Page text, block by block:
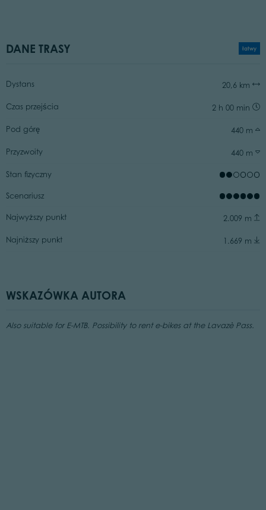
DANE TRASY łatwy
Dystans 20,6 km
Czas przejścia 2 h 00 min
Pod górę 440 m
Przyzwoity 440 m
Stan fizyczny
Scenariusz
Najwyższy punkt 2.009 m
Najniższy punkt 1.669 m
WSKAZÓWKA AUTORA
Also suitable for E-MTB. Possibility to rent e-bikes at the Lavazè Pass.